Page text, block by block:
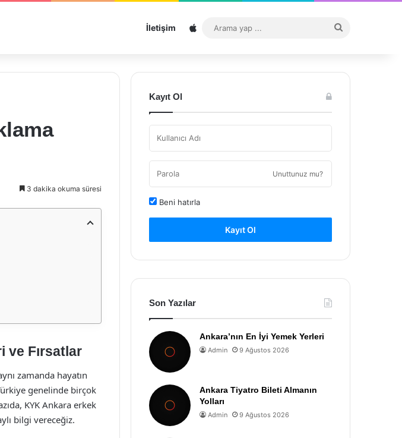
İletişim Sitemap
...
3 dakika okuma süresi
ve Fırsatlar
zamanda hayatın
genelinde birçok
KYK Ankara erkek
bilgi vereceğiz.
Kayıt Ol
Unuttunuz mu?
Beni hatırla
Kayıt Ol
Son Yazılar
Ankara’nın En İyi Yemek Yerleri
Admin 9 Ağustos 2026
Ankara Tiyatro Bileti Almanın
Yolları
Admin 9 Ağustos 2026